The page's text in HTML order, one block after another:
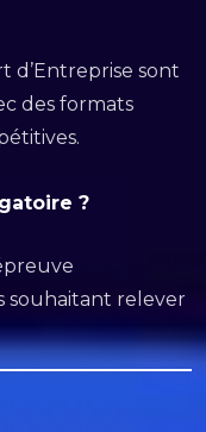
d’Entreprise sont
des formats
?
souhaitant relever